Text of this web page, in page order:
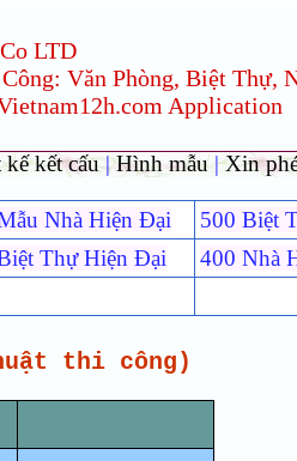
LTD
Văn Phòng, Biệt Thự,
Application
kết cấu|Hình mẫu|Xin
Nhà Hiện Đại
500 Biệt
Thự Hiện Đại
400 Nhà
thi công)